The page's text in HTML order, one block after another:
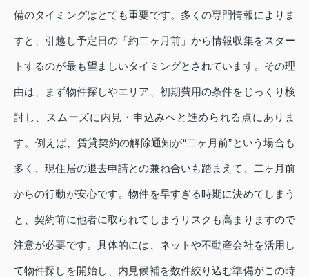
備のタイミングはとても重要です。多くの専門情報によりま
すと、引越し予定日の「約二ヶ月前」から情報収集をスター
トするのが最も望ましいタイミングとされています。その理
由は、まず物件探しやエリア、初期費用の条件をじっくり検
討し、スムーズに内見・申込みへと進められる点にありま
す。例えば、賃貸契約の解除通知が“二ヶ月前”という場合も
多く、現住居の退去申請との兼ね合いも踏まえて、二ヶ月前
からの行動が安心です。物件を早すぎる時期に決めてしまう
と、契約前に他者に取られてしまうリスクも高まりますので
注意が必要です。具体的には、ネットや不動産会社を活用し
て物件探しを開始し、内見候補を数件絞り込む準備がこの時